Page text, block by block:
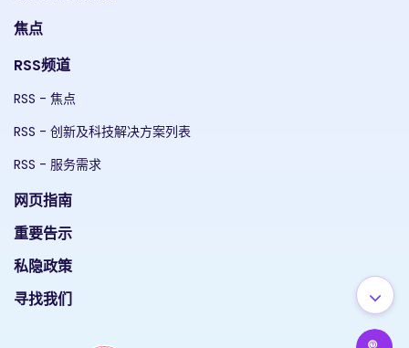
焦点
RSS频道
RSS - 焦点
RSS - 创新及科技解决方案列表
RSS - 服务需求
网页指南
重要告示
私隐政策
寻找我们